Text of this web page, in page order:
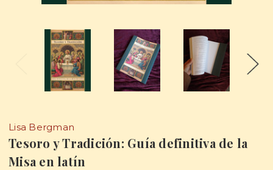
Lisa Bergman
Tesoro y Tradición: Guía definitiva de la
Misa en latín